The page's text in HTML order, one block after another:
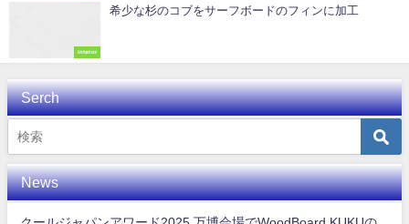
Interior
希少な杉のコブをサーフボードのフィンに加工
Serch
News